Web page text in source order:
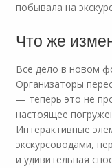
побывала на
Что же
Все дело в новом
Организаторы
— теперь это не
настоящее
Интерактивные
экскурсоводами,
и удивительная